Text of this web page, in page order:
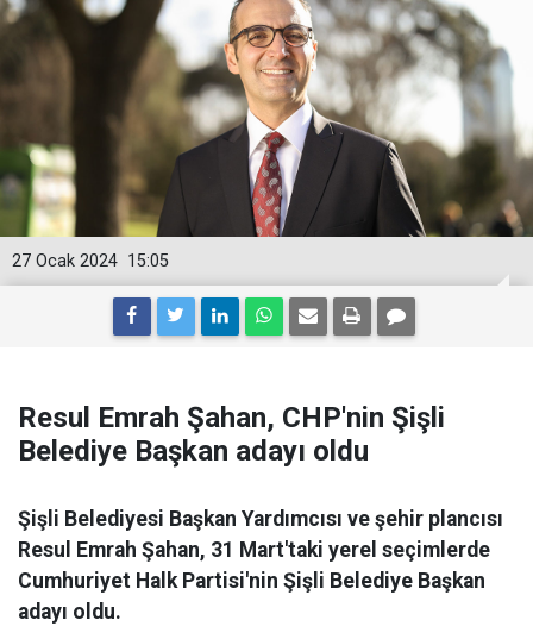
15:05
27 Ocak 2024
Resul Emrah Şahan, CHP'nin Şişli
Belediye Başkan adayı oldu
Şişli Belediyesi Başkan Yardımcısı ve şehir plancısı
Resul Emrah Şahan, 31 Mart'taki yerel seçimlerde
Cumhuriyet Halk Partisi'nin Şişli Belediye Başkan
adayı oldu.